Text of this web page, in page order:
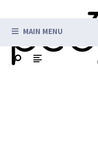
MAIN MENU